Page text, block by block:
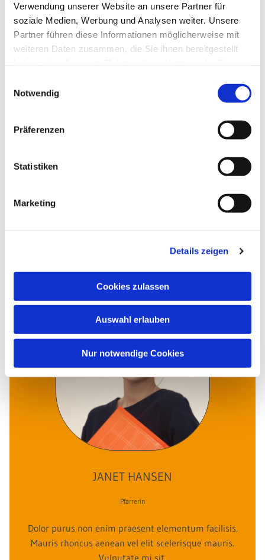
Verwendung unserer Website an unsere Partner für
soziale Medien, Werbung und Analysen weiter. Unsere
Partner führen diese Informationen möglicherweise mit
weiteren Daten zusammen, die Sie ihnen bereitgestellt
Notwendig
Präferenzen
Statistiken
Marketing
Details zeigen
Cookies zulassen
Auswahl erlauben
Nur notwendige Cookies
Dolor purus non enim praesent elementum facilisis.
JANET HANSEN
Pfarrerin
Dolor purus non enim praesent elementum facilisis.
Mauris rhoncus aenean vel elit scelerisque mauris.
Vulputate mi sit.